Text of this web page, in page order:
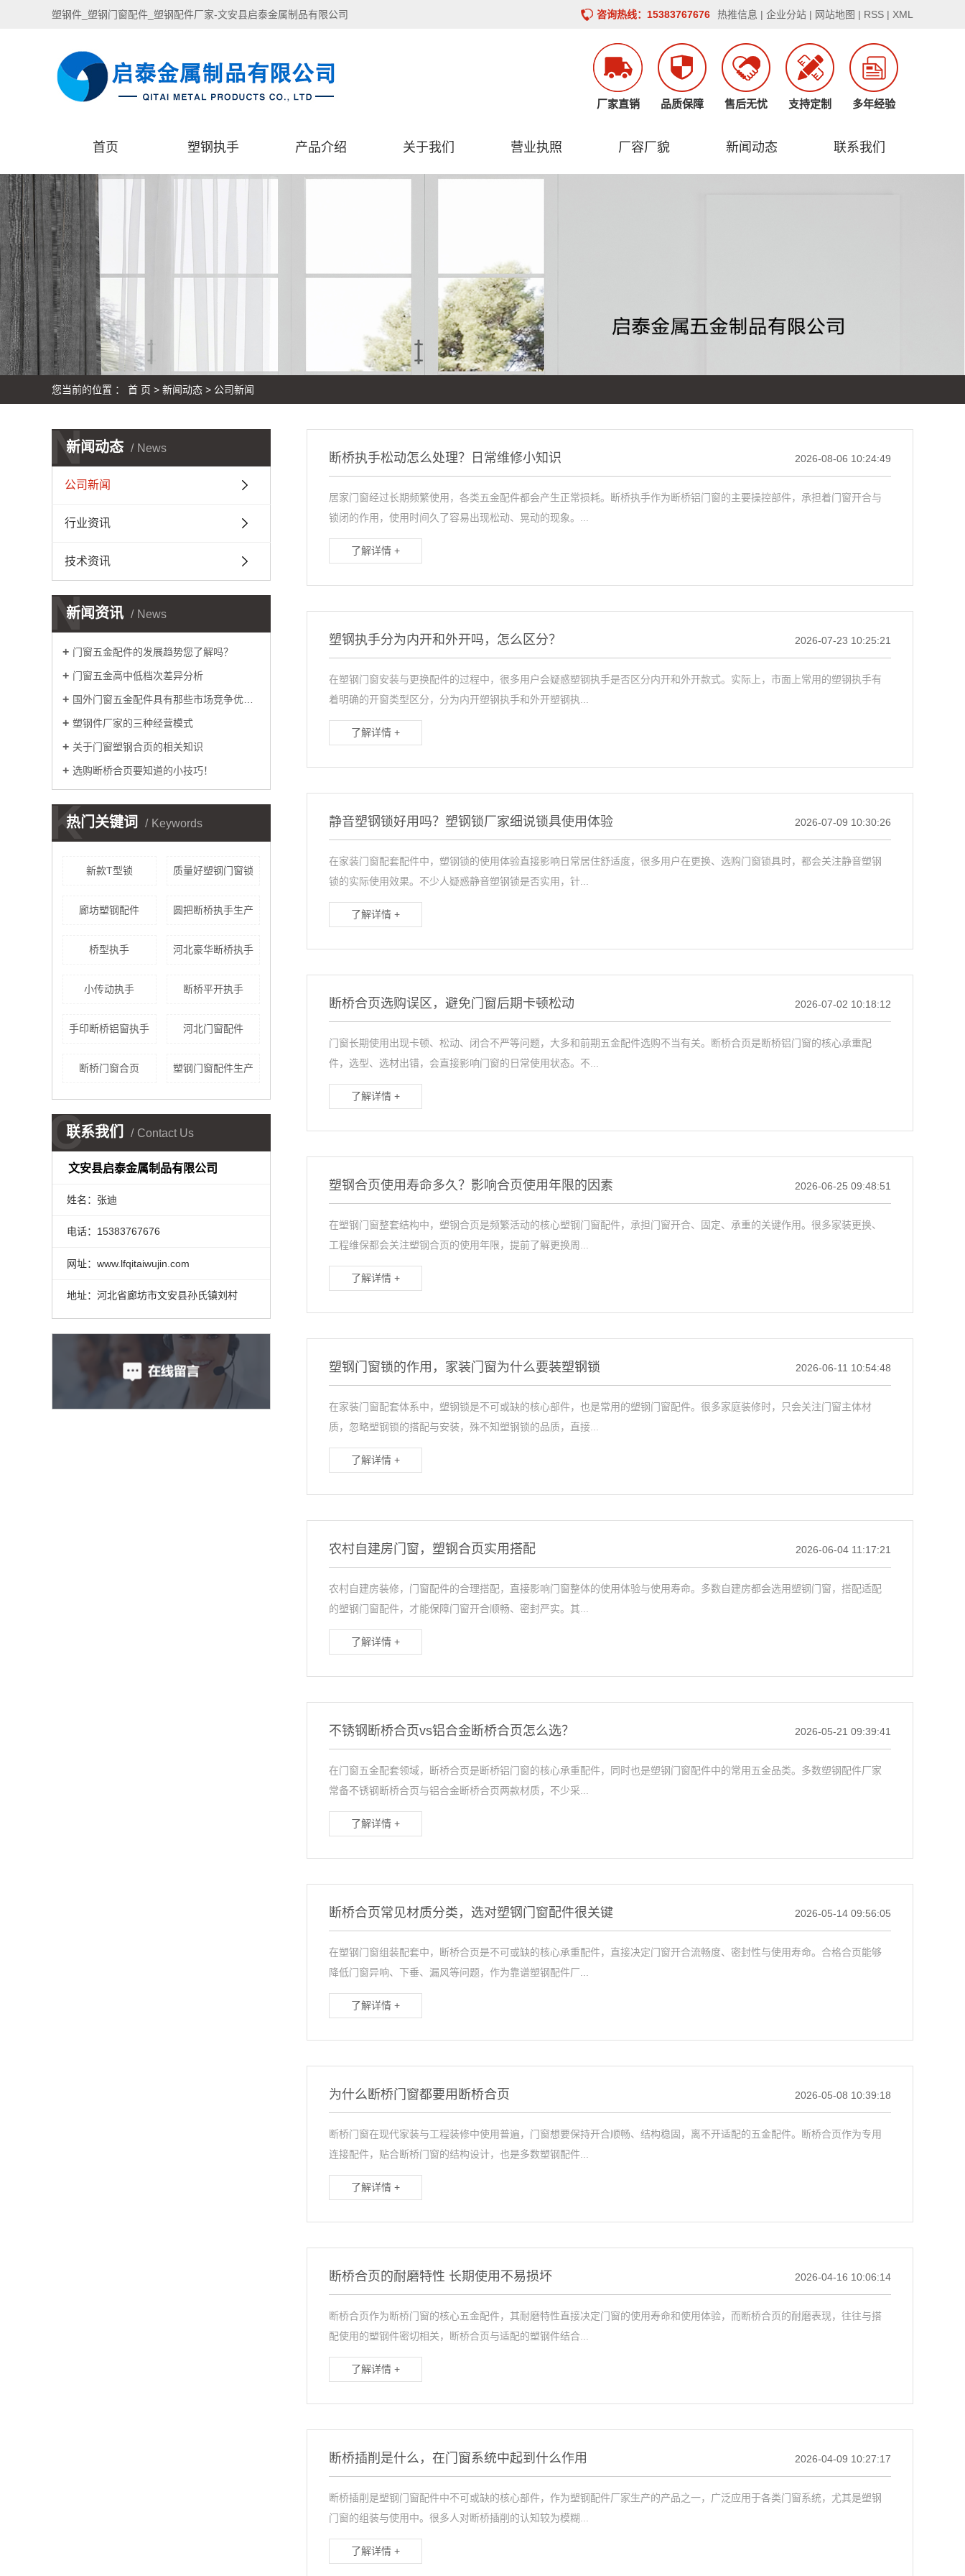
塑钢件_塑钢门窗配件_塑钢配件厂家-文安县启泰金属制品有限公司 热推信息 | 企业分站 | 网站地图 | RSS | XML
咨询热线：15383767676
厂家直销 品质保障 售后无忧 支持定制 多年经验
首页 塑钢执手 产品介绍 关于我们 营业执照 厂容厂貌 新闻动态 联系我们
您当前的位置 ： 首 页 > 新闻动态 > 公司新闻
新闻动态 News
N
公司新闻
行业资讯
技术资讯
新闻资讯 News
N
门窗五金配件的发展趋势您了解吗？
门窗五金高中低档次差异分析
国外门窗五金配件具有那些市场竞争优势呢？
塑钢件厂家的三种经营模式
关于门窗塑钢合页的相关知识
选购断桥合页要知道的小技巧！
热门关键词 Keywords
K
新款T型锁 质量好塑钢门窗锁
廊坊塑钢配件 圆把断桥执手生产
桥型执手 河北豪华断桥执手
小传动执手 断桥平开执手
手印断桥铝窗执手 河北门窗配件
断桥门窗合页 塑钢门窗配件生产
联系我们 Contact Us
C
文安县启泰金属制品有限公司
姓名：张迪
电话：15383767676
网址：www.lfqitaiwujin.com
地址：河北省廊坊市文安县孙氏镇刘村
断桥执手松动怎么处理？日常维修小知识 2026-08-06 10:24:49
居家门窗经过长期频繁使用，各类五金配件都会产生正常损耗。断桥执手作为断桥铝门窗的主要操控部件，承担着门窗开合与
锁闭的作用，使用时间久了容易出现松动、晃动的现象。...
了解详情 +
塑钢执手分为内开和外开吗，怎么区分？ 2026-07-23 10:25:21
在塑钢门窗安装与更换配件的过程中，很多用户会疑惑塑钢执手是否区分内开和外开款式。实际上，市面上常用的塑钢执手有
着明确的开窗类型区分，分为内开塑钢执手和外开塑钢执...
了解详情 +
静音塑钢锁好用吗？塑钢锁厂家细说锁具使用体验 2026-07-09 10:30:26
在家装门窗配套配件中，塑钢锁的使用体验直接影响日常居住舒适度，很多用户在更换、选购门窗锁具时，都会关注静音塑钢
锁的实际使用效果。不少人疑惑静音塑钢锁是否实用，针...
了解详情 +
断桥合页选购误区，避免门窗后期卡顿松动 2026-07-02 10:18:12
门窗长期使用出现卡顿、松动、闭合不严等问题，大多和前期五金配件选购不当有关。断桥合页是断桥铝门窗的核心承重配
件，选型、选材出错，会直接影响门窗的日常使用状态。不...
了解详情 +
塑钢合页使用寿命多久？影响合页使用年限的因素 2026-06-25 09:48:51
在塑钢门窗整套结构中，塑钢合页是频繁活动的核心塑钢门窗配件，承担门窗开合、固定、承重的关键作用。很多家装更换、
工程维保都会关注塑钢合页的使用年限，提前了解更换周...
了解详情 +
塑钢门窗锁的作用，家装门窗为什么要装塑钢锁 2026-06-11 10:54:48
在家装门窗配套体系中，塑钢锁是不可或缺的核心部件，也是常用的塑钢门窗配件。很多家庭装修时，只会关注门窗主体材
质，忽略塑钢锁的搭配与安装，殊不知塑钢锁的品质，直接...
了解详情 +
农村自建房门窗，塑钢合页实用搭配 2026-06-04 11:17:21
农村自建房装修，门窗配件的合理搭配，直接影响门窗整体的使用体验与使用寿命。多数自建房都会选用塑钢门窗，搭配适配
的塑钢门窗配件，才能保障门窗开合顺畅、密封严实。其...
了解详情 +
不锈钢断桥合页vs铝合金断桥合页怎么选？ 2026-05-21 09:39:41
在门窗五金配套领域，断桥合页是断桥铝门窗的核心承重配件，同时也是塑钢门窗配件中的常用五金品类。多数塑钢配件厂家
常备不锈钢断桥合页与铝合金断桥合页两款材质，不少采...
了解详情 +
断桥合页常见材质分类，选对塑钢门窗配件很关键 2026-05-14 09:56:05
在塑钢门窗组装配套中，断桥合页是不可或缺的核心承重配件，直接决定门窗开合流畅度、密封性与使用寿命。合格合页能够
降低门窗异响、下垂、漏风等问题，作为靠谱塑钢配件厂...
了解详情 +
为什么断桥门窗都要用断桥合页 2026-05-08 10:39:18
断桥门窗在现代家装与工程装修中使用普遍，门窗想要保持开合顺畅、结构稳固，离不开适配的五金配件。断桥合页作为专用
连接配件，贴合断桥门窗的结构设计，也是多数塑钢配件...
了解详情 +
断桥合页的耐磨特性 长期使用不易损坏 2026-04-16 10:06:14
断桥合页作为断桥门窗的核心五金配件，其耐磨特性直接决定门窗的使用寿命和使用体验，而断桥合页的耐磨表现，往往与搭
配使用的塑钢件密切相关，断桥合页与适配的塑钢件结合...
了解详情 +
断桥插削是什么，在门窗系统中起到什么作用 2026-04-09 10:27:17
断桥插削是塑钢门窗配件中不可或缺的核心部件，作为塑钢配件厂家生产的产品之一，广泛应用于各类门窗系统，尤其是塑钢
门窗的组装与使用中。很多人对断桥插削的认知较为模糊...
了解详情 +